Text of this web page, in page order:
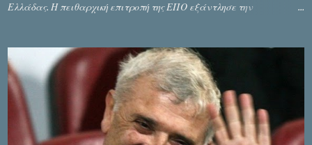
Ελλάδας. Η πειθαρχική επιτροπή της ΕΠΟ εξάντλησε την
αφαίρεσης βαθμών, όπως απαιτούσαν, αφού κάτι τέτοιο δεν ήταν
εφικτό, σύμφωνα με τα στοιχεία...